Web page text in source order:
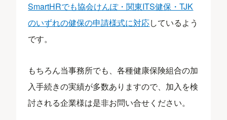
SmartHRでも協会けんぽ・関東ITS健保・TJK
のいずれの健保の申請様式に対応しているよう
です。
もちろん当事務所でも、各種健康保険組合の加
入手続きの実績が多数ありますので、加入を検
討される企業様は是非お問い合せください。